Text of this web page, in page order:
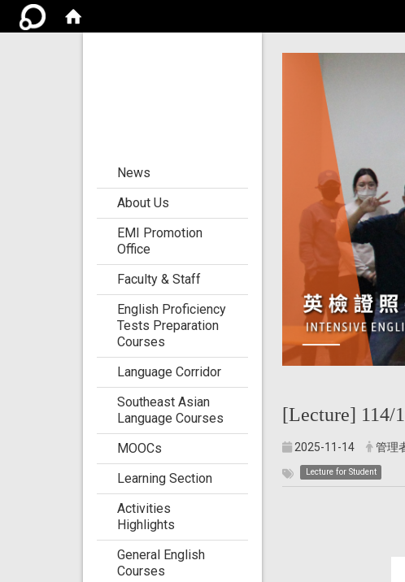
News
About Us
EMI Promotion
Office
Faculty & Staff
English Proficiency
Tests Preparation
Courses
Language Corridor
Southeast Asian
Language Courses
MOOCs
Learning Section
Activities
Highlights
General English
Courses
[Lecture] 114/
2025-11-14 管理
Lecture for Student